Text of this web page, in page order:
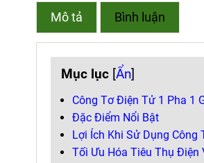
Mô tả Bình luận
Mục lục [Ẩn]
Công Tơ Điện Tử 1 Pha 1
Đặc Điểm Nổi Bật
Lợi Ích Khi Sử Dụng Công
Tối Ưu Hóa Tiêu Thụ Điện